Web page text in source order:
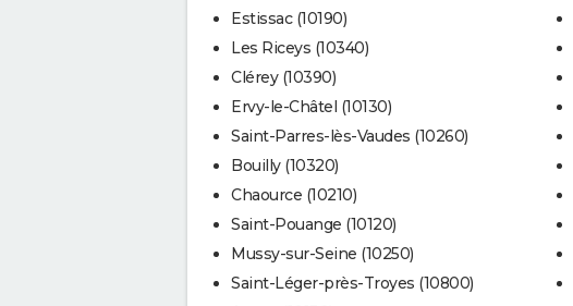
Estissac (10190)
Les Riceys (10340)
Clérey (10390)
Ervy-le-Châtel (10130)
Saint-Parres-lès-Vaudes (10260)
Bouilly (10320)
Chaource (10210)
Saint-Pouange (10120)
Mussy-sur-Seine (10250)
Saint-Léger-près-Troyes (10800)